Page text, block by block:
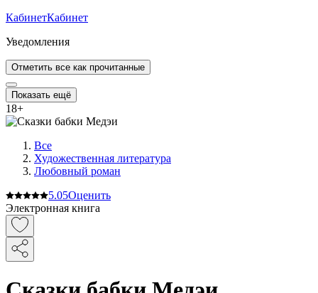
КабинетКабинет
Уведомления
Отметить все как прочитанные
Показать ещё
18+
Все
Художественная литература
Любовный роман
5.05Оценить
Электронная книга